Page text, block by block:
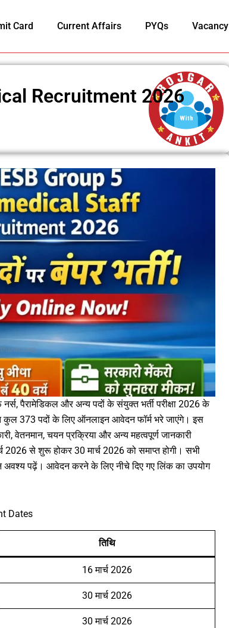
Card Current Affairs PYQs Vacancy
Recruitment 2026
पैरामेडिकल और अन्य पदों के संयुक्त भर्ती परीक्षा 2026 के
कुल 373 पदों के लिए ऑनलाइन आवेदन फॉर्म भरे जाएंगे। इस
वेतनमान, चयन प्रक्रिया और अन्य महत्वपूर्ण जानकारी
2026 से शुरू होकर 30 मार्च 2026 को समाप्त होगी। सभी
अवश्य पढ़ें। आवेदन करने के लिए नीचे दिए गए लिंक का उपयोग
Dates
तिथि
16 मार्च 2026
30 मार्च 2026
30 मार्च 2026